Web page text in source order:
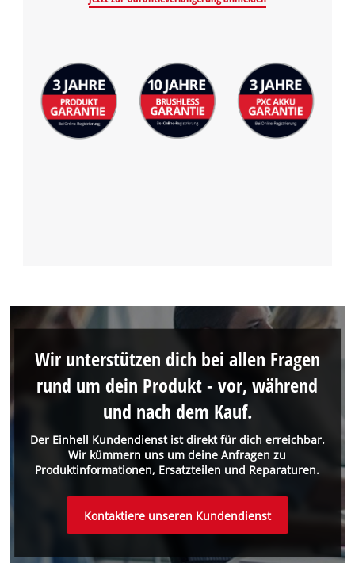
Der Einhell Kundendienst ist direkt für dich erreichbar.
Wir kümmern uns um deine Anfragen zu
Produktinformationen, Ersatzteilen und Reparaturen.
Wir unterstützen dich bei allen Fragen
rund um dein Produkt - vor, während
und nach dem Kauf.
Kontaktiere unseren Kundendienst